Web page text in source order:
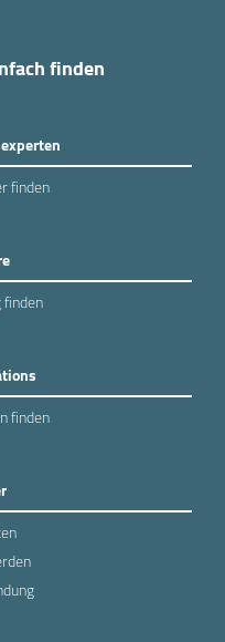
finden
finden
finden